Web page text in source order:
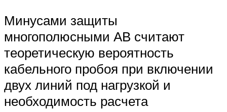
Минусами защиты
многополюсными АВ считают
теоретическую вероятность
кабельного пробоя при включении
двух линий под нагрузкой и
необходимость расчета